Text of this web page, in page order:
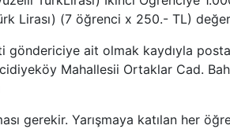
Lirası) (7 öğrenci x 250.- TL)
göndericiye ait olmak kaydıyla
Mahallesii Ortaklar Cad.
gerekir. Yarışmaya katılan her